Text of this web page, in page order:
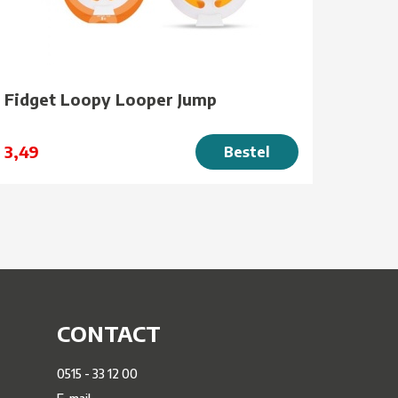
Fidget Loopy Looper Jump
3,49 Bestel
CONTACT
0515 - 33 12 00